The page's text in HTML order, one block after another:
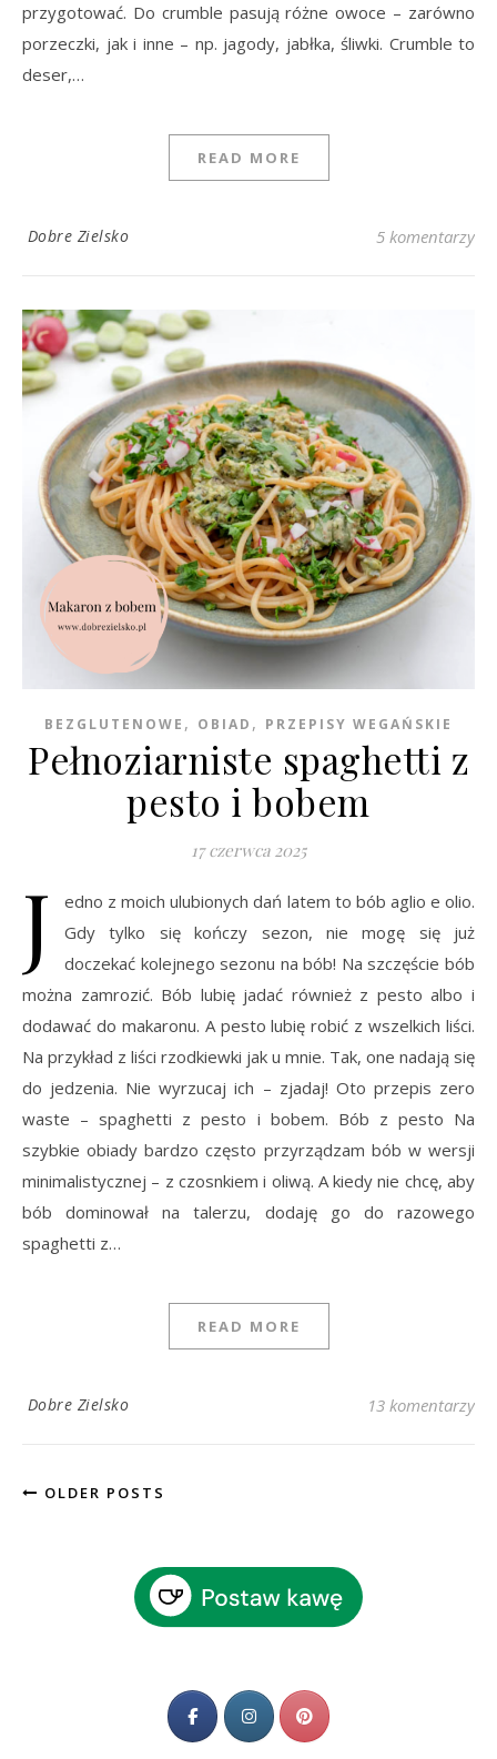
przygotować. Do crumble pasują różne owoce – zarówno
porzeczki, jak i inne – np. jagody, jabłka, śliwki. Crumble to
deser,…
READ MORE
Dobre Zielsko 5 komentarzy
BEZGLUTENOWE , OBIAD , PRZEPISY WEGAŃSKIE
Pełnoziarniste spaghetti z
pesto i bobem
17 czerwca 2025
J
edno z moich ulubionych dań latem to bób aglio e olio.
Gdy tylko się kończy sezon, nie mogę się już
doczekać kolejnego sezonu na bób! Na szczęście bób
można zamrozić. Bób lubię jadać również z pesto albo i
dodawać do makaronu. A pesto lubię robić z wszelkich liści.
Na przykład z liści rzodkiewki jak u mnie. Tak, one nadają się
do jedzenia. Nie wyrzucaj ich – zjadaj! Oto przepis zero
waste – spaghetti z pesto i bobem. Bób z pesto Na
szybkie obiady bardzo często przyrządzam bób w wersji
minimalistycznej – z czosnkiem i oliwą. A kiedy nie chcę, aby
bób dominował na talerzu, dodaję go do razowego
spaghetti z…
READ MORE
Dobre Zielsko 13 komentarzy
OLDER POSTS